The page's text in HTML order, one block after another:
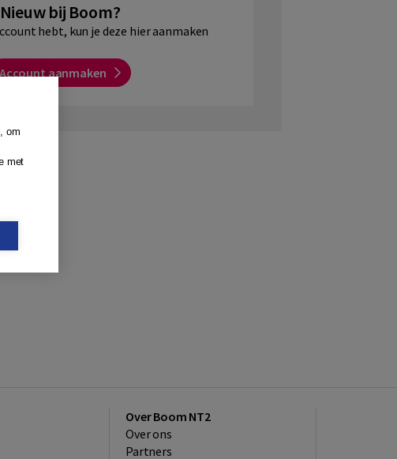
Nieuw bij Boom?
hebt, kun je deze hier aanmaken
aanmaken
Over Boom NT2
Over ons
Partners
om
met